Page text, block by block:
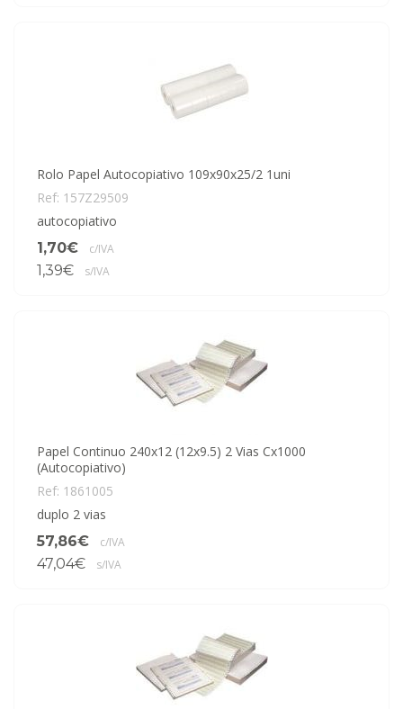
Rolo Papel Autocopiativo 109x90x25/2 1uni
Ref: 157Z29509
autocopiativo
1,70€
c/IVA
1,39€ s/IVA
Papel Continuo 240x12 (12x9.5) 2 Vias Cx1000
(Autocopiativo)
Ref: 1861005
duplo 2 vias
57,86€
c/IVA
47,04€ s/IVA